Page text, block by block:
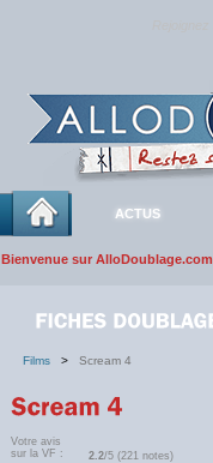
ACTUS
Bienvenue sur AlloDoublage.com
Films > Scream 4
Votre avis
sur la VF :
2.2/5 (221 notes)